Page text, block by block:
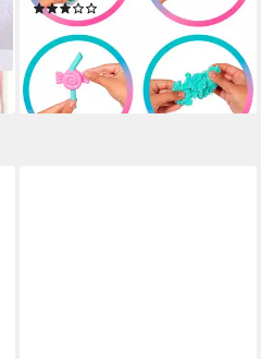
(1)
ab 19,98 € 29,99 €
-33%
lieferbar - in 1-2 Werktagen bei dir